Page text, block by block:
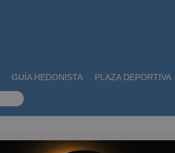
GUÍA HEDONISTA PLAZA DEPORTIVA